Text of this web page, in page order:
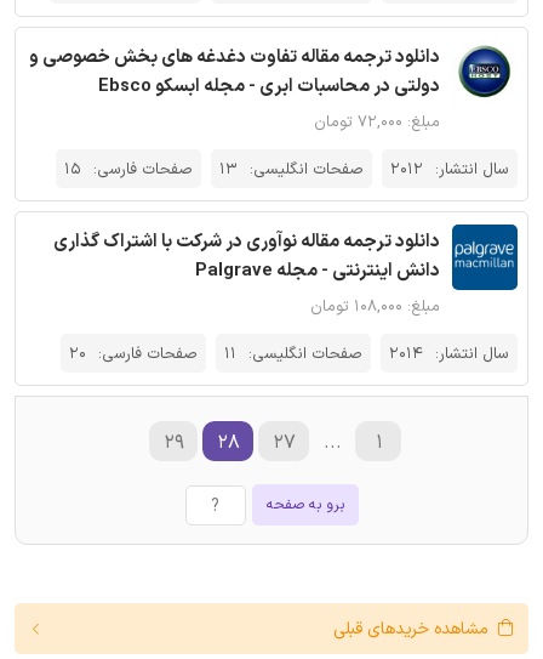
دانلود ترجمه مقاله تفاوت دغدغه های بخش خصوصی و
دولتی در محاسبات ابری - مجله ابسکو Ebsco
مبلغ: ۷۲,۰۰۰ تومان
سال انتشار: 2012 صفحات انگلیسی: 13 صفحات فارسی: 15
دانلود ترجمه مقاله نوآوری در شرکت با اشتراک گذاری
دانش اینترنتی - مجله Palgrave
مبلغ: ۱۰۸,۰۰۰ تومان
سال انتشار: 2014 صفحات انگلیسی: 11 صفحات فارسی: 20
برو به صفحه
۱ ... ۲۷ ۲۸ ۲۹
مشاهده خریدهای قبلی